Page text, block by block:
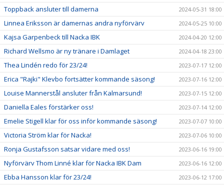
Toppback ansluter till damerna 2024-05-31 18:00
Linnea Eriksson är damernas andra nyförvärv 2024-05-25 10:00
Kajsa Garpenbeck till Nacka IBK 2024-04-20 12:00
Richard Wellsmo är ny tränare i Damlaget 2024-04-18 23:00
Thea Lindén redo för 23/24! 2023-07-17 12:00
Erica "Rajki" Klevbo fortsätter kommande säsong! 2023-07-16 12:00
Louise Mannerstål ansluter från Kalmarsund! 2023-07-15 12:00
Daniella Eales förstärker oss! 2023-07-14 12:00
Emelie Stigell klar för oss inför kommande säsong! 2023-07-07 10:00
Victoria Ström klar för Nacka! 2023-07-06 10:00
Ronja Gustafsson satsar vidare med oss! 2023-06-16 19:00
Nyförvärv Thom Linné klar för Nacka IBK Dam 2023-06-16 12:00
Ebba Hansson klar för 23/24! 2023-06-12 17:00